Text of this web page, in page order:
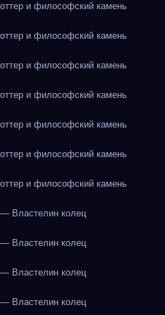
и философский камень
и философский камень
и философский камень
и философский камень
и философский камень
и философский камень
и философский камень
Властелин колец
Властелин колец
Властелин колец
Властелин колец